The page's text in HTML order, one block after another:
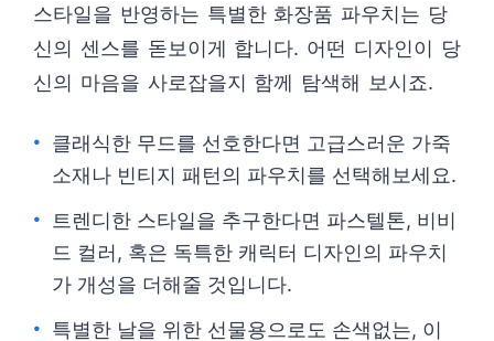
스타일을 반영하는 특별한 화장품 파우치는 당
신의 센스를 돋보이게 합니다. 어떤 디자인이 당
신의 마음을 사로잡을지 함께 탐색해 보시죠.
클래식한 무드를 선호한다면 고급스러운 가죽
소재나 빈티지 패턴의 파우치를 선택해보세요.
트렌디한 스타일을 추구한다면 파스텔톤, 비비
드 컬러, 혹은 독특한 캐릭터 디자인의 파우치
가 개성을 더해줄 것입니다.
특별한 날을 위한 선물용으로도 손색없는, 이